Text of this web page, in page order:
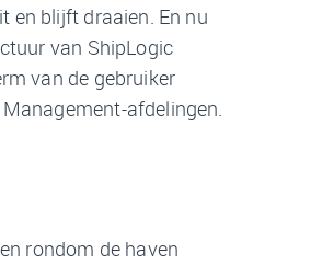
en blijft draaien. En nu
van ShipLogic
van de gebruiker
afdelingen.
rondom de haven